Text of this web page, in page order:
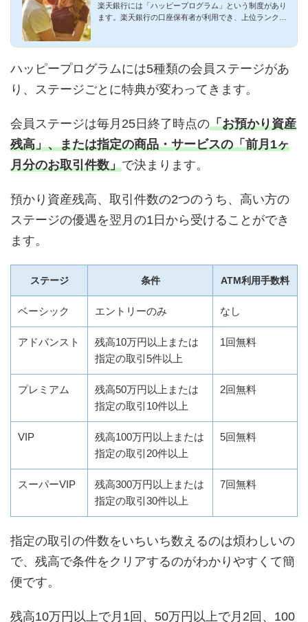
楽天銀行には「ハッピープログラム」という制度があり
ます。楽天銀行の口座保有者が利用でき、上位ランクに
ハッピープログラムには5種類の会員ステージがあ
り、ステージごとに特典が変わってきます。
会員ステージは毎月25日終了時点の「お預かり資産
残高」、または指定の商品・サービスの「前月1ヶ
月分のお取引件数」で決まります。
預かり資産残高、取引件数の2つのうち、高い方の
ステージの優遇を翌月の1日から受けることができ
ます。
ステージ 条件 ATM利用手数料
ベーシック エントリーのみ なし
アドバンスト
残高10万円以上または
指定の取引5件以上
1回無料
プレミアム
残高50万円以上または
指定の取引10件以上
2回無料
VIP
残高100万円以上または
指定の取引20件以上
5回無料
スーパーVIP
残高300万円以上または
指定の取引30件以上
7回無料
指定の取引の件数をいちいち数えるのは煩わしいの
で、残高で条件をクリアするのがわかりやすくて簡
便です。
残高10万円以上で月1回、50万円以上で月2回、100